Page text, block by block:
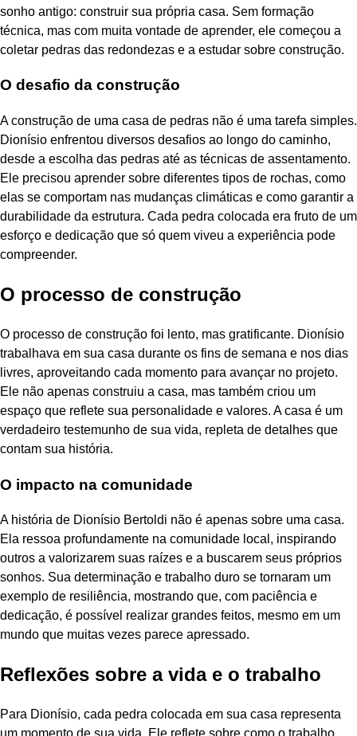
sonho antigo: construir sua própria casa. Sem formação
técnica, mas com muita vontade de aprender, ele começou a
coletar pedras das redondezas e a estudar sobre construção.
O desafio da construção
A construção de uma casa de pedras não é uma tarefa simples.
Dionísio enfrentou diversos desafios ao longo do caminho,
desde a escolha das pedras até as técnicas de assentamento.
Ele precisou aprender sobre diferentes tipos de rochas, como
elas se comportam nas mudanças climáticas e como garantir a
durabilidade da estrutura. Cada pedra colocada era fruto de um
esforço e dedicação que só quem viveu a experiência pode
compreender.
O processo de construção
O processo de construção foi lento, mas gratificante. Dionísio
trabalhava em sua casa durante os fins de semana e nos dias
livres, aproveitando cada momento para avançar no projeto.
Ele não apenas construiu a casa, mas também criou um
espaço que reflete sua personalidade e valores. A casa é um
verdadeiro testemunho de sua vida, repleta de detalhes que
contam sua história.
O impacto na comunidade
A história de Dionísio Bertoldi não é apenas sobre uma casa.
Ela ressoa profundamente na comunidade local, inspirando
outros a valorizarem suas raízes e a buscarem seus próprios
sonhos. Sua determinação e trabalho duro se tornaram um
exemplo de resiliência, mostrando que, com paciência e
dedicação, é possível realizar grandes feitos, mesmo em um
mundo que muitas vezes parece apressado.
Reflexões sobre a vida e o trabalho
Para Dionísio, cada pedra colocada em sua casa representa